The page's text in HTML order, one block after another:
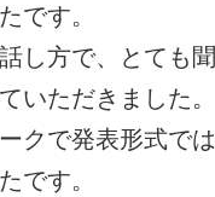
です。
し方で、とても
いただきました。
クで発表形式で
です。